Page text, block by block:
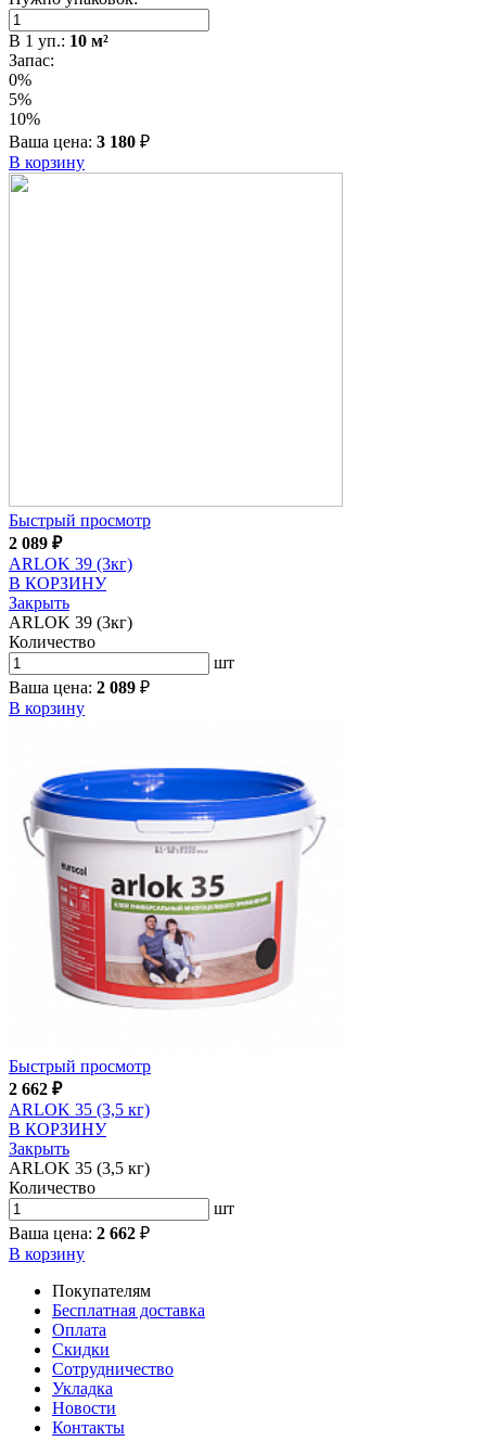
В 1 уп.: 10 м²
Запас:
0%
5%
10%
Ваша цена: 3 180 ₽
В корзину
Быстрый просмотр
2 089 ₽
ARLOK 39 (3кг)
В КОРЗИНУ
Закрыть
ARLOK 39 (3кг)
Количество
шт
Ваша цена: 2 089 ₽
В корзину
Быстрый просмотр
2 662 ₽
ARLOK 35 (3,5 кг)
В КОРЗИНУ
Закрыть
ARLOK 35 (3,5 кг)
Количество
шт
Ваша цена: 2 662 ₽
В корзину
Покупателям
Бесплатная доставка
Оплата
Скидки
Сотрудничество
Укладка
Новости
Контакты